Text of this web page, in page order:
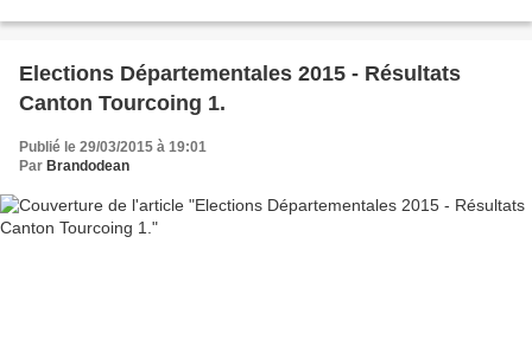
Elections Départementales 2015 - Résultats
Canton Tourcoing 1.
Publié le 29/03/2015 à 19:01
Par Brandodean